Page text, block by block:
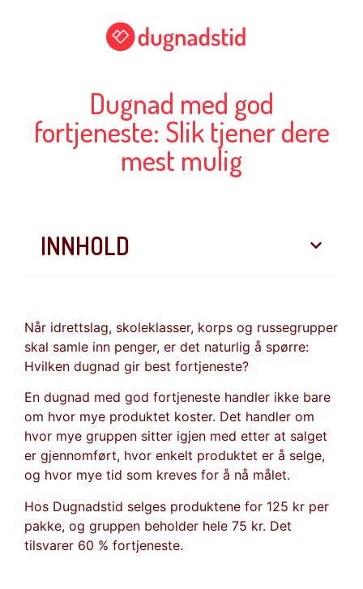
Dugnad med god
fortjeneste: Slik tjener dere
mest mulig
INNHOLD
Når idrettslag, skoleklasser, korps og russegrupper
skal samle inn penger, er det naturlig å spørre:
Hvilken dugnad gir best fortjeneste?
En dugnad med god fortjeneste handler ikke bare
om hvor mye produktet koster. Det handler om
hvor mye gruppen sitter igjen med etter at salget
er gjennomført, hvor enkelt produktet er å selge,
og hvor mye tid som kreves for å nå målet.
Hos Dugnadstid selges produktene for 125 kr per
pakke, og gruppen beholder hele 75 kr. Det
tilsvarer 60 % fortjeneste.